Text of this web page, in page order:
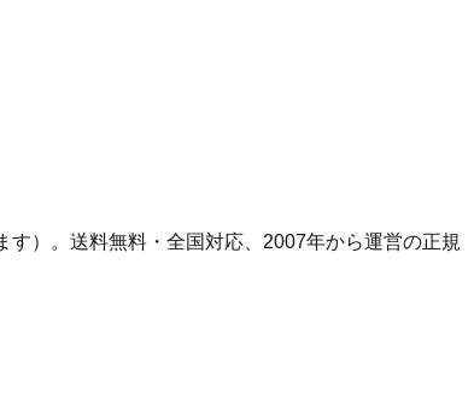
）。 送料無料・全国対応、 2007年から運営の正規